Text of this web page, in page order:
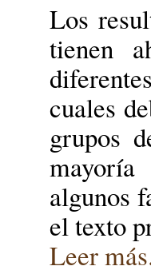
Los
tienen
cuales
grupos
mayoría
algunos
el texto
Leer